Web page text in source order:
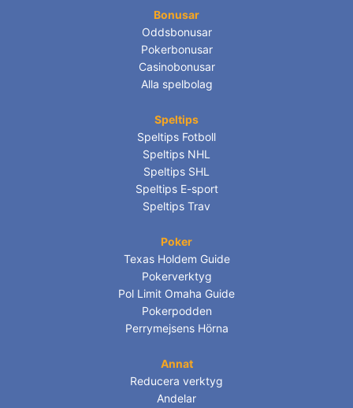
Bonusar
Oddsbonusar
Pokerbonusar
Casinobonusar
Alla spelbolag
Speltips
Speltips Fotboll
Speltips NHL
Speltips SHL
Speltips E-sport
Speltips Trav
Poker
Texas Holdem Guide
Pokerverktyg
Pol Limit Omaha Guide
Pokerpodden
Perrymejsens Hörna
Annat
Reducera verktyg
Andelar